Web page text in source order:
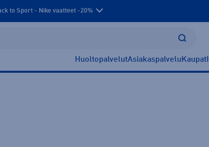
to Sport - Nike vaatteet -20%
HuoltopalvelutAsiakaspalvelu Kaupat